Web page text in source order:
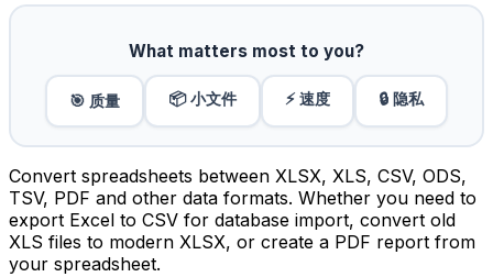
What matters most to you?
🎯 质量 📦 小文件 ⚡ 速度 🔒 隐私
Convert spreadsheets between XLSX, XLS, CSV, ODS,
TSV, PDF and other data formats. Whether you need to
export Excel to CSV for database import, convert old
XLS files to modern XLSX, or create a PDF report from
your spreadsheet.